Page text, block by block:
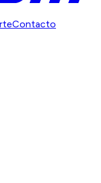
Contacto